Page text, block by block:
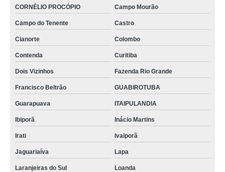
CORNÉLIO PROCÓPIO Campo Mourão
Campo do Tenente Castro
Cianorte Colombo
Contenda Curitiba
Dois Vizinhos Fazenda Rio Grande
Francisco Beltrão GUABIROTUBA
Guarapuava ITAIPULANDIA
Ibiporã Inácio Martins
Irati Ivaiporã
Jaguariaíva Lapa
Laranjeiras do Sul Loanda